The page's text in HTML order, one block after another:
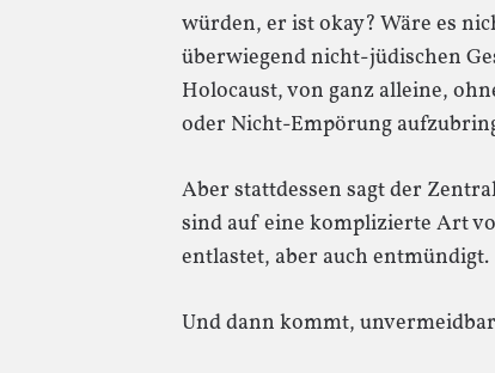
würden, er ist okay? Wäre es
überwiegend nicht-jüdischen
Holocaust, von ganz alleine,
oder Nicht-Empörung
Aber stattdessen sagt der
sind auf eine komplizierte Art
entlastet, aber auch entmündigt.
Und dann kommt,